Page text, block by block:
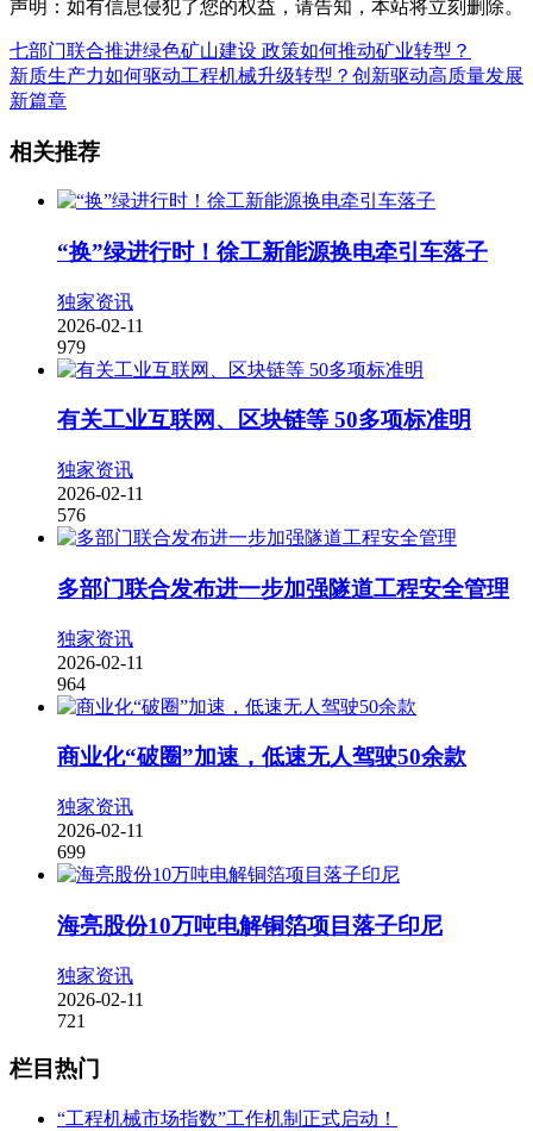
声明：如有信息侵犯了您的权益，请告知，本站将立刻删除。
七部门联合推进绿色矿山建设 政策如何推动矿业转型？
新质生产力如何驱动工程机械升级转型？创新驱动高质量发展
新篇章
相关推荐
“换”绿进行时！徐工新能源换电牵引车落子
独家资讯
2026-02-11
979
有关工业互联网、区块链等 50多项标准明
独家资讯
2026-02-11
576
多部门联合发布进一步加强隧道工程安全管理
独家资讯
2026-02-11
964
商业化“破圈”加速，低速无人驾驶50余款
独家资讯
2026-02-11
699
海亮股份10万吨电解铜箔项目落子印尼
独家资讯
2026-02-11
721
栏目热门
“工程机械市场指数”工作机制正式启动！